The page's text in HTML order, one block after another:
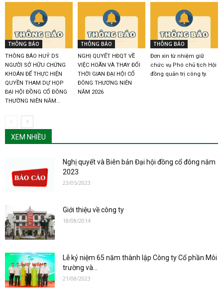
THÔNG BÁO
THÔNG BÁO HUỶ DS
NGƯỜI SỞ HỮU CHỨNG
KHOÁN ĐỂ THỰC HIỆN
QUYỀN THAM DỰ HỌP
ĐẠI HỘI ĐỒNG CỔ ĐÔNG
THƯỜNG NIÊN NĂM...
THÔNG BÁO
NGHỊ QUYẾT HĐQT VỀ
VIỆC HOÃN VÀ THAY ĐỔI
THỜI GIAN ĐẠI HỘI CỔ
ĐÔNG THƯƠNG NIÊN
NĂM 2026
THÔNG BÁO
Đơn xin từ nhiệm giữ
chức vụ Phó chủ tịch Hội
đồng quản trị công ty.
XEM NHIỀU
Nghị quyết và Biên bản Đại hội đồng cổ đông năm
2023
23/05/2023
Giới thiệu về công ty
18/08/2014
Lễ kỷ niệm 65 năm thành lập Công ty Cổ phần Môi
trường và...
21/08/2023